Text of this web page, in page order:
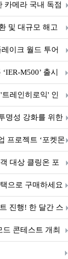
카메라 국내 독점
및 대규모 해고
이크 월드 투어
M500’ 출시
레인히로익' 인
명성 강화를 위한
프로젝트 ‘포켓몬
대상 클링온 포
으로 구매하세요
진행! 한 달간 스
증정
콘테스트 개최